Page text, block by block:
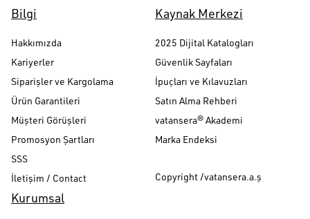
Bilgi
Hakkımızda
Kariyerler
Siparişler ve Kargolama
Ürün Garantileri
Müşteri Görüşleri
Promosyon Şartları
SSS
İletişim / Contact
Kaynak Merkezi
2025 Dijital Katalogları
Güvenlik Sayfaları
İpuçları ve Kılavuzları
Satın Alma Rehberi
vatansera® Akademi
Marka Endeksi
Copyright /vatansera.a.ş
Kurumsal